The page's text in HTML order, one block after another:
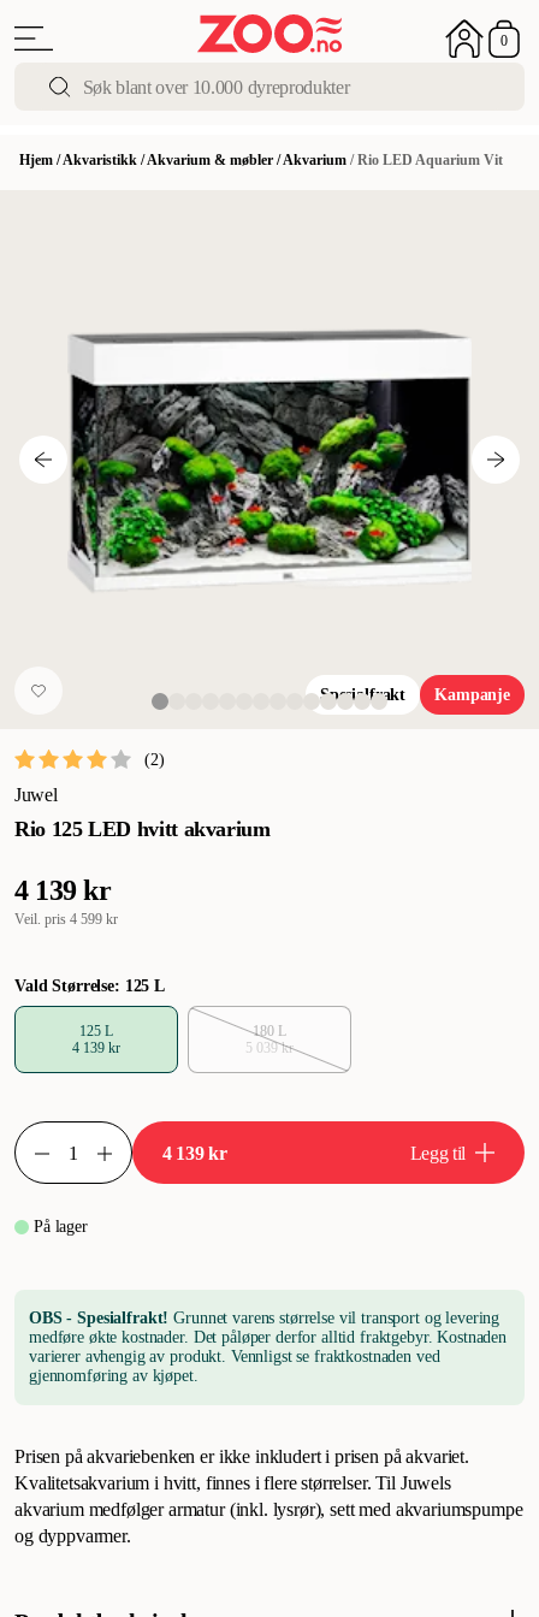
0
Hjem /Akvaristikk /Akvarium & møbler /Akvarium /Rio LED Aquarium Vit
Spesialfrakt Kampanje
Juwel
Rio 125 LED hvitt akvarium
(2)
4 139 kr
Veil. pris 4 599 kr
Vald Størrelse: 125 L
125 L
4 139 kr
180 L
5 039 kr
4 139 kr Legg til
På lager
OBS - Spesialfrakt! Grunnet varens størrelse vil transport og levering
medføre økte kostnader. Det påløper derfor alltid fraktgebyr. Kostnaden
varierer avhengig av produkt. Vennligst se fraktkostnaden ved
gjennomføring av kjøpet.
Prisen på akvariebenken er ikke inkludert i prisen på akvariet.
Kvalitetsakvarium i hvitt, finnes i flere størrelser. Til Juwels
akvarium medfølger armatur (inkl. lysrør), sett med akvariumspumpe
og dyppvarmer.